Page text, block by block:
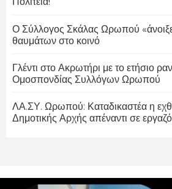
Ο Σύλλογος Σκάλας Ωρωπού
θαυμάτων στο κοινό
Γλέντι στο Ακρωτήρι με το ετήσιο
Ομοσπονδίας Συλλόγων Ωρωπού
ΛΑ.ΣΥ. Ωρωπού: Καταδικαστέα η
Δημοτικής Αρχής απέναντι σε